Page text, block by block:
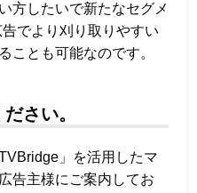
方したいで新たなセグメ
でより刈り取りやすい
ことも可能なのです。
さい。
」を活用したマ
告主様にご案内してお